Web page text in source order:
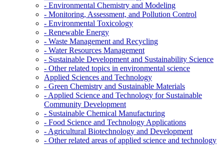
- Environmental Chemistry and Modeling
- Monitoring, Assessment, and Pollution Control
- Environmental Toxicology
- Renewable Energy
- Waste Management and Recycling
- Water Resources Management
- Sustainable Development and Sustainability Science
- Other related topics in environmental science
Applied Sciences and Technology
- Green Chemistry and Sustainable Materials
- Applied Science and Technology for Sustainable
Community Development
- Sustainable Chemical Manufacturing
- Food Science and Technology Applications
- Agricultural Biotechnology and Development
- Other related areas of applied science and technology